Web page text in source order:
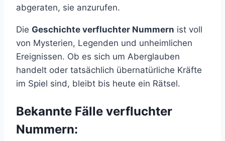
abgeraten, sie anzurufen.
Die Geschichte verfluchter Nummern ist voll
von Mysterien, Legenden und unheimlichen
Ereignissen. Ob es sich um Aberglauben
handelt oder tatsächlich übernatürliche Kräfte
im Spiel sind, bleibt bis heute ein Rätsel.
Bekannte Fälle verfluchter
Nummern: